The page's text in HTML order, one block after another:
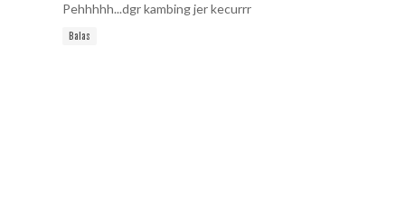
Pehhhhh...dgr kambing jer kecurrr
Balas